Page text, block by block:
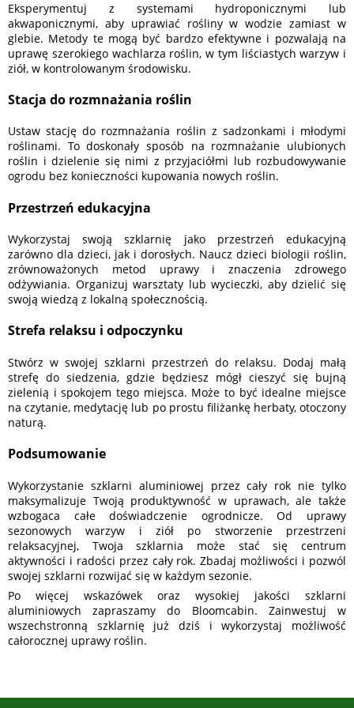
Eksperymentuj z systemami hydroponicznymi lub
akwaponicznymi, aby uprawiać rośliny w wodzie zamiast w
glebie. Metody te mogą być bardzo efektywne i pozwalają na
uprawę szerokiego wachlarza roślin, w tym liściastych warzyw i
ziół, w kontrolowanym środowisku.
Stacja do rozmnażania roślin
Ustaw stację do rozmnażania roślin z sadzonkami i młodymi
roślinami. To doskonały sposób na rozmnażanie ulubionych
roślin i dzielenie się nimi z przyjaciółmi lub rozbudowywanie
ogrodu bez konieczności kupowania nowych roślin.
Przestrzeń edukacyjna
Wykorzystaj swoją szklarnię jako przestrzeń edukacyjną
zarówno dla dzieci, jak i dorosłych. Naucz dzieci biologii roślin,
zrównoważonych metod uprawy i znaczenia zdrowego
odżywiania. Organizuj warsztaty lub wycieczki, aby dzielić się
swoją wiedzą z lokalną społecznością.
Strefa relaksu i odpoczynku
Stwórz w swojej szklarni przestrzeń do relaksu. Dodaj małą
strefę do siedzenia, gdzie będziesz mógł cieszyć się bujną
zielenią i spokojem tego miejsca. Może to być idealne miejsce
na czytanie, medytację lub po prostu filiżankę herbaty, otoczony
naturą.
Podsumowanie
Wykorzystanie szklarni aluminiowej przez cały rok nie tylko
maksymalizuje Twoją produktywność w uprawach, ale także
wzbogaca całe doświadczenie ogrodnicze. Od uprawy
sezonowych warzyw i ziół po stworzenie przestrzeni
relaksacyjnej, Twoja szklarnia może stać się centrum
aktywności i radości przez cały rok. Zbadaj możliwości i pozwól
swojej szklarni rozwijać się w każdym sezonie.
Po więcej wskazówek oraz wysokiej jakości szklarni
aluminiowych zapraszamy do Bloomcabin. Zainwestuj w
wszechstronną szklarnię już dziś i wykorzystaj możliwość
całorocznej uprawy roślin.